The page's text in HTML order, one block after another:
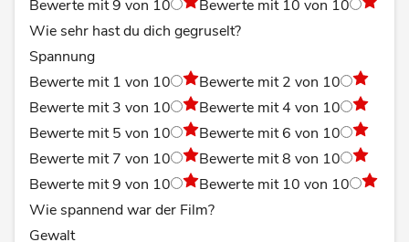
Bewerte mit 9 von 10
Bewerte mit 10 von 10
Wie sehr hast du dich gegruselt?
Spannung
Bewerte mit 1 von 10
Bewerte mit 2 von 10
Bewerte mit 3 von 10
Bewerte mit 4 von 10
Bewerte mit 5 von 10
Bewerte mit 6 von 10
Bewerte mit 7 von 10
Bewerte mit 8 von 10
Bewerte mit 9 von 10
Bewerte mit 10 von 10
Wie spannend war der Film?
Gewalt